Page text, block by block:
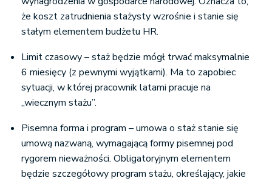
że koszt zatrudnienia stażysty wzrośnie i stanie się
stałym elementem budżetu HR.
Limit czasowy – staż będzie mógł trwać maksymalnie
6 miesięcy (z pewnymi wyjątkami). Ma to zapobiec
sytuacji, w której pracownik latami pracuje na
„wiecznym stażu”.
Pisemna forma i program – umowa o staż stanie się
umową nazwaną, wymagającą formy pisemnej pod
rygorem nieważności. Obligatoryjnym elementem
będzie szczegółowy program stażu, określający, jakie